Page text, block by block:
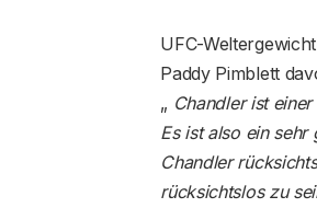
UFC-
Paddy Pimblett
„ Chandler ist
Es ist also ein
Chandler
rücksichtslos zu